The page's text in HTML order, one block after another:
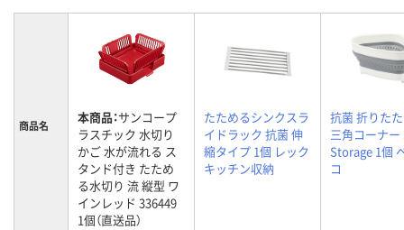
商品名 本商品：サンコープ
ラスチック 水切り
かご 水が流れる ス
タンド付き たため
る水切り 流 縦型 ワ
インレッド 336449
1個（直送品）
たためるシンクスラ
イドラック 抗菌 伸
縮タイプ 1個 レック
キッチン収納
抗菌 折りた
三角コーナ
Storage 1個
コ